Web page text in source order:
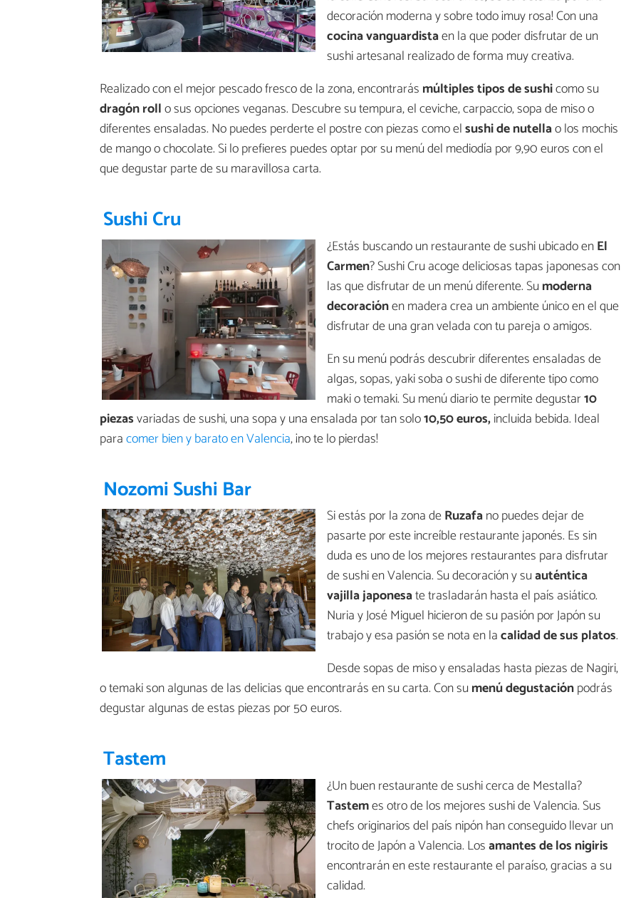
decoración moderna y sobre todo ¡muy rosa! Con una
cocina vanguardistaen la que poder disfrutar de un
sushi artesanal realizado de forma muy creativa.
Realizado con el mejor pescado fresco de la zona, encontrarás múltiples tipos de sushicomo su
dragón rollo sus opciones veganas. Descubre su tempura, el ceviche, carpaccio, sopa de miso o
diferentes ensaladas. No puedes perderte el postre con piezas como elsushi de nutellao los mochis
de mango o chocolate. Si lo prefieres puedes optar por su menú del mediodía por 9,90 euros con el
que degustar parte de su maravillosa carta.
Sushi Cru
¿Estás buscando un restaurante de sushi ubicado enEl
Carmen? Sushi Cru acoge deliciosas tapas japonesas con
las que disfrutar de un menú diferente. Sumoderna
decoraciónen madera crea un ambiente único en el que
disfrutar de una gran velada con tu pareja o amigos.
En su menú podrás descubrir diferentes ensaladas de
algas, sopas, yaki soba o sushi de diferente tipo como
maki o temaki. Su menú diario te permite degustar10
piezasvariadas de sushi, una sopa y una ensalada por tan solo10,50 euros,incluida bebida. Ideal
paracomer bien y barato en Valencia, ¡no te lo pierdas!
Nozomi Sushi Bar
Si estás por la zona deRuzafano puedes dejar de
pasarte por este increíble restaurante japonés. Es sin
duda es uno de los mejores restaurantes para disfrutar
de sushi en Valencia. Su decoración y suauténtica
vajilla japonesate trasladarán hasta el país asiático.
Nuria y José Miguel hicieron de su pasión por Japón su
trabajo y esa pasión se nota en lacalidad de sus platos.
Desde sopas de miso y ensaladas hasta piezas de Nagiri,
o temaki son algunas de las delicias que encontrarás en su carta. Con sumenú degustaciónpodrás
degustar algunas de estas piezas por 50 euros.
Tastem
¿Un buen restaurante de sushi cerca de Mestalla?
Tastemes otro de los mejores sushi de Valencia. Sus
chefs originarios del país nipón han conseguido llevar un
trocito de Japón a Valencia. Losamantes de los nigiris
encontrarán en este restaurante el paraíso, gracias a su
calidad.